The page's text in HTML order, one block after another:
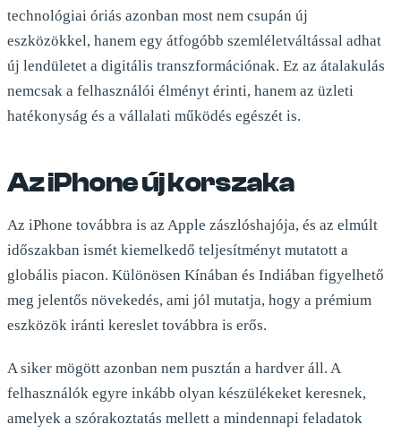
technológiai óriás azonban most nem csupán új
eszközökkel, hanem egy átfogóbb szemléletváltással adhat
új lendületet a digitális transzformációnak. Ez az átalakulás
nemcsak a felhasználói élményt érinti, hanem az üzleti
hatékonyság és a vállalati működés egészét is.
Az iPhone új korszaka
Az iPhone továbbra is az Apple zászlóshajója, és az elmúlt
időszakban ismét kiemelkedő teljesítményt mutatott a
globális piacon. Különösen Kínában és Indiában figyelhető
meg jelentős növekedés, ami jól mutatja, hogy a prémium
eszközök iránti kereslet továbbra is erős.
A siker mögött azonban nem pusztán a hardver áll. A
felhasználók egyre inkább olyan készülékeket keresnek,
amelyek a szórakoztatás mellett a mindennapi feladatok